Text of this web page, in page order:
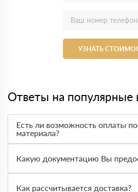
УЗНАТЬ
Ответы на популярные
Есть ли возможность оплаты
материала?
оплата по факту получения товара.
доставленный товар был
Вы вправе от него отказаться.
Какую документацию Вы
сертификаты и паспорта качества,
Как рассчитывается доставка?